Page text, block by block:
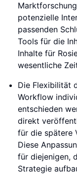
potenzielle
passenden
Tools für die
Inhalte für
wesentliche
Die Flexibilität
Workflow
entschieden
direkt
für die spätere
Diese
für diejenigen,
Strategie